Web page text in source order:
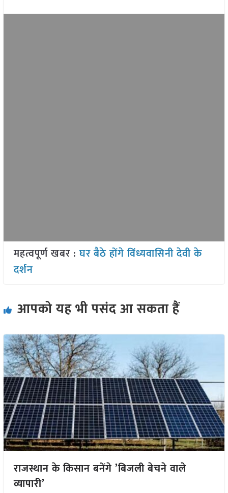
महत्वपूर्ण खबर :घर बैठे होंगे विंध्यवासिनी देवी के
दर्शन
आपको यह भी पसंद आ सकता हैं
राजस्थान के किसान बनेंगे ’बिजली बेचने वाले
व्यापारी’